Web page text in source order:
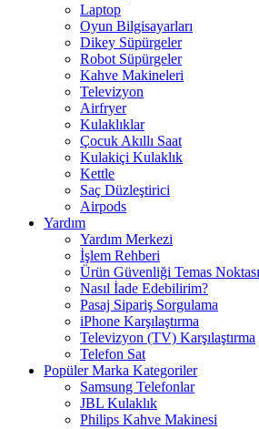
Laptop
Oyun Bilgisayarları
Dikey Süpürgeler
Robot Süpürgeler
Kahve Makineleri
Televizyon
Airfryer
Kulaklıklar
Çocuk Akıllı Saat
Kulakiçi Kulaklık
Kettle
Saç Düzleştirici
Airpods
Yardım
Yardım Merkezi
İşlem Rehberi
Ürün Güvenliği Temas Noktası
Nasıl İade Edebilirim?
Pasaj Sipariş Sorgulama
iPhone Karşılaştırma
Televizyon (TV) Karşılaştırma
Telefon Sat
Popüler Marka Kategoriler
Samsung Telefonlar
JBL Kulaklık
Philips Kahve Makinesi